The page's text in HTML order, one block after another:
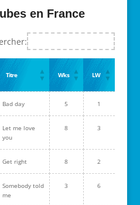
en France
Titre Wks LW
Bad day 5 1
Let me love
you
8 3
Get right 8 2
Somebody told
me
3 6